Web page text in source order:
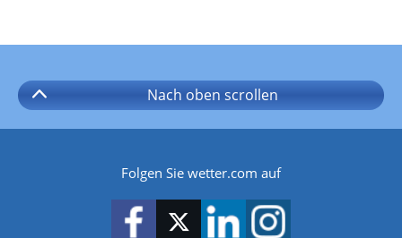
Nach oben scrollen
Folgen Sie wetter.com auf